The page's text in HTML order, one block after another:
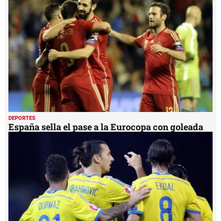
51
seconds
DEPORTES
España sella el pase a la Eurocopa con goleada